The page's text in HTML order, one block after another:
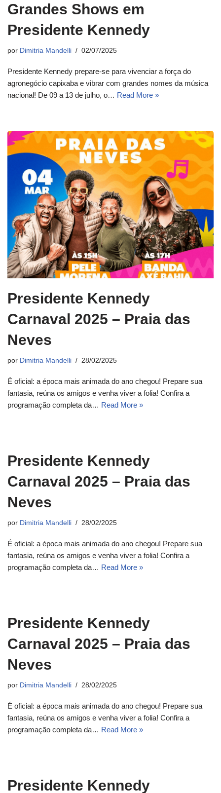
Grandes Shows em
Presidente Kennedy
por Dimitria Mandelli 02/07/2025
Presidente Kennedy prepare-se para vivenciar a força do
agronegócio capixaba e vibrar com grandes nomes da música
nacional! De 09 a 13 de julho, o… Read More »
Presidente Kennedy
Carnaval 2025 – Praia das
Neves
por Dimitria Mandelli 28/02/2025
É oficial: a época mais animada do ano chegou! Prepare sua
fantasia, reúna os amigos e venha viver a folia! Confira a
programação completa da… Read More »
Presidente Kennedy
Carnaval 2025 – Praia das
Neves
por Dimitria Mandelli 28/02/2025
É oficial: a época mais animada do ano chegou! Prepare sua
fantasia, reúna os amigos e venha viver a folia! Confira a
programação completa da… Read More »
Presidente Kennedy
Carnaval 2025 – Praia das
Neves
por Dimitria Mandelli 28/02/2025
É oficial: a época mais animada do ano chegou! Prepare sua
fantasia, reúna os amigos e venha viver a folia! Confira a
programação completa da… Read More »
Presidente Kennedy